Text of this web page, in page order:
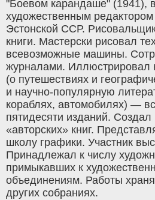
"Боевом карандаше" (1941),
художественным редактором
Эстонской ССР.
книги. Мастерски рисовал
всевозможные машины.
журналами. Иллюстрировал
(о путешествиях и
и научно-популярную
кораблях, автомобилях) —
пятидесяти изданий. Создал
«авторских» книг.
школу графики. Участник
Принадлежал к числу
примыкавших к
объединениям. Работы
других собраниях.